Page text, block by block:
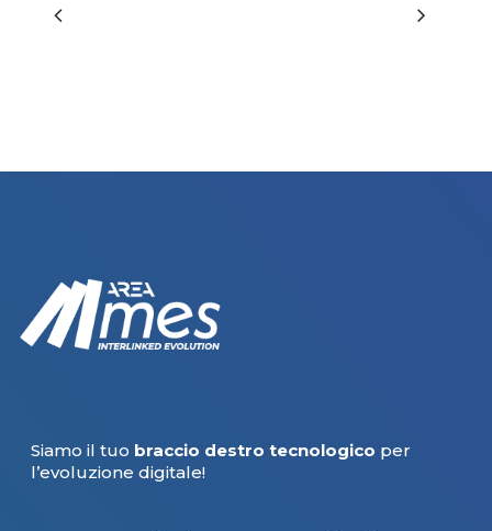
Siamo il tuo braccio destro tecnologico per
l’evoluzione digitale!